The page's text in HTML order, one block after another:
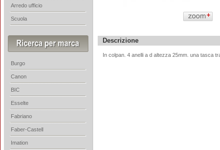
Descrizione
In colpan. 4 anelli a d altezza 25mm. una tasca
Arredo ufficio
Scuola
Burgo
Canon
BIC
Esselte
Fabriano
Faber-Castell
Imation